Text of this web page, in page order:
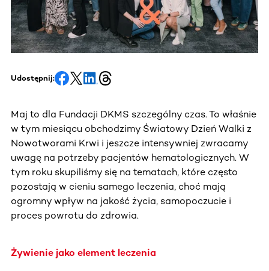
Udostępnij:
Maj to dla Fundacji DKMS szczególny czas. To właśnie
w tym miesiącu obchodzimy Światowy Dzień Walki z
Nowotworami Krwi i jeszcze intensywniej zwracamy
uwagę na potrzeby pacjentów hematologicznych. W
tym roku skupiliśmy się na tematach, które często
pozostają w cieniu samego leczenia, choć mają
ogromny wpływ na jakość życia, samopoczucie i
proces powrotu do zdrowia.
Żywienie jako element leczenia